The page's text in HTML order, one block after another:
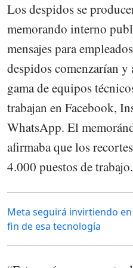
Los despidos se
memorando interno
mensajes para
despidos comenzarían y
gama de equipos
trabajan en Facebook,
WhatsApp. El
afirmaba que los
4.000 puestos de trabajo.
Meta seguirá invirtiendo
fin de esa tecnología